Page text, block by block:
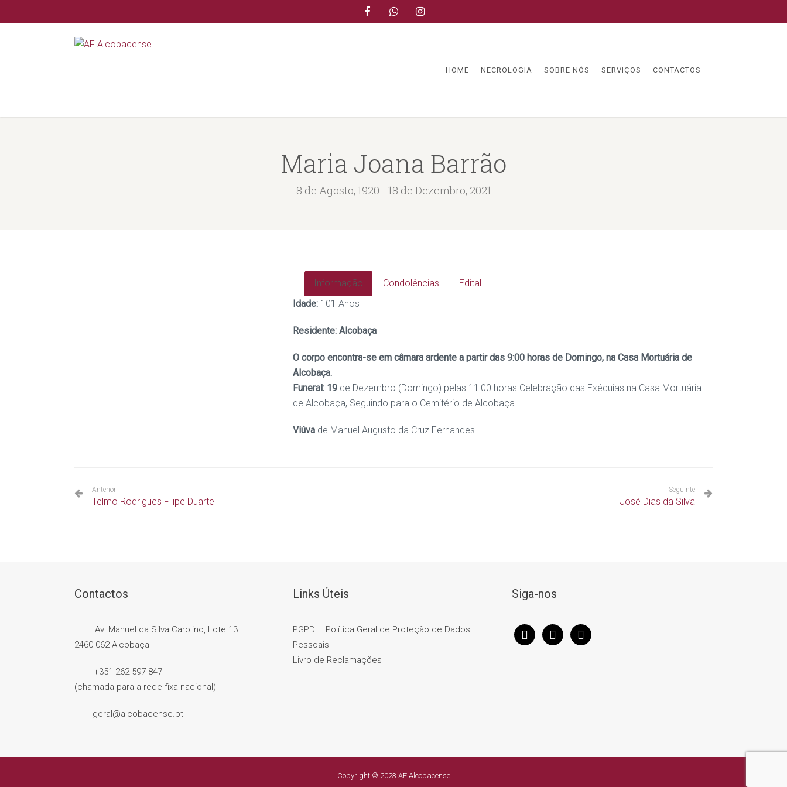
HOME NECROLOGIA SOBRE NÓS SERVIÇOS CONTACTOS
Maria Joana Barrão
8 de Agosto, 1920 - 18 de Dezembro, 2021
Informação Condolências
Edital
Idade: 101 Anos
Residente: Alcobaça
O corpo encontra-se em câmara ardente a partir das 9:00 horas de Domingo, na Casa Mortuária de
Alcobaça.
Funeral: 19 de Dezembro (Domingo) pelas 11:00 horas Celebração das Exéquias na Casa Mortuária
de Alcobaça, Seguindo para o Cemitério de Alcobaça.
Viúva de Manuel Augusto da Cruz Fernandes
Anterior
Telmo Rodrigues Filipe Duarte
Seguinte
José Dias da Silva
Contactos
Av. Manuel da Silva Carolino, Lote 13
2460-062 Alcobaça
+351 262 597 847
(chamada para a rede fixa nacional)
geral@alcobacense.pt
Links Úteis
PGPD – Política Geral de Proteção de Dados
Pessoais
Livro de Reclamações
Siga-nos
Copyright © 2023 AF Alcobacense